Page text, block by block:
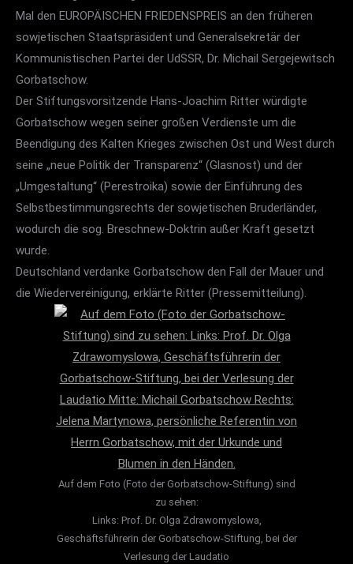
Es sprachen OB Christian Ude,
Horst Haitzinger.
Prof. Dr. Hans Christoph Binswanger am 19.6.1999,
St. Gallen, im Weiterbildungszentrum der
Universität St. Gallen im Rahmen einer Feierstunde
des Instituts für Wirtschaft und Ökologie
anlässlich seines 70. Geburtstages
„Ökologia“-Preis 2012
Am 10.01.2013 wurde der „Ökologia“-Preis 2012 im
hist. Ratssaal der Stadt Speyer vom Vorsitzenden
der Stiftung für Ökologie und Demokratie e.V.,
Hans-Joachim Ritter und der Staatsministerin für
Wirtschaft, Klimaschutz, Energie und
Landesplanung Rheinland-Pfalz, Eveline Lemke, an
die Stadtwerke Speyer GmbH verliehen.
„Ökologia“-Preis 2011
Am 26.01.2012 wurde der „Ökologia“-Preis 2011
vom Stiftungsvorsitzenden Hans-Joachim Ritter
und der „Ökologia 2011“, Frau Prof. Dr. Claudia
Kemfert, an das Steinbeis Transferzentrum
Energie-, Gebäude- und Solartechnik, Stuttgart und
EGS-Plan im Restaurant CUBE im Top Floor des
Kunstmuseums Stuttgart im Rahmen des 20-
jährigen Firmenjubiläums verliehen.
„Ökologia“-Preis 2010
Am Freitag, 24.09.2010, verlieh der Vorsitzende der
Stiftung für Ökologie und Demokratie e.V., Hans-
Mal den EUROPÄISCHEN FRIEDENSPREIS an den früheren
sowjetischen Staatspräsident und Generalsekretär der
Kommunistischen Partei der UdSSR, Dr. Michail Sergejewitsch
Gorbatschow.
Der Stiftungsvorsitzende Hans-Joachim Ritter würdigte
Gorbatschow wegen seiner großen Verdienste um die
Beendigung des Kalten Krieges zwischen Ost und West durch
seine „neue Politik der Transparenz“ (Glasnost) und der
„Umgestaltung“ (Perestroika) sowie der Einführung des
Selbstbestimmungsrechts der sowjetischen Bruderländer,
wodurch die sog. Breschnew-Doktrin außer Kraft gesetzt
wurde.
Deutschland verdanke Gorbatschow den Fall der Mauer und
die Wiedervereinigung, erklärte Ritter (Pressemitteilung).
Auf dem Foto (Foto der Gorbatschow-Stiftung) sind
zu sehen:
Links: Prof. Dr. Olga Zdrawomyslowa,
Geschäftsführerin der Gorbatschow-Stiftung, bei der
Verlesung der Laudatio